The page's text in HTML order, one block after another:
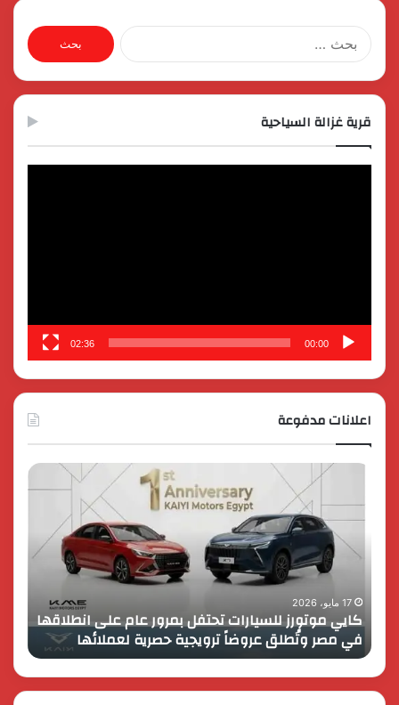
البحث
عن:
قرية غزالة السياحية
00:00
02:36
اعلانات مدفوعة
للسيارات
بمرور
انطلاقها
في
مصر
وتُطلق
عروضاً
ترويجية
17 مايو، 2026
كايي موتورز للسيارات تحتفل بمرور عام على انطلاقها
في مصر وتُطلق عروضاً ترويجية حصرية لعملائها
إطلاق
جديدة